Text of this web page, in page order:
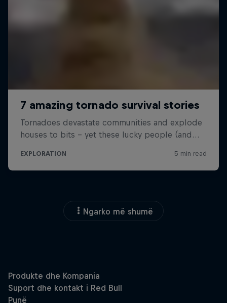
Ngarko më shumë